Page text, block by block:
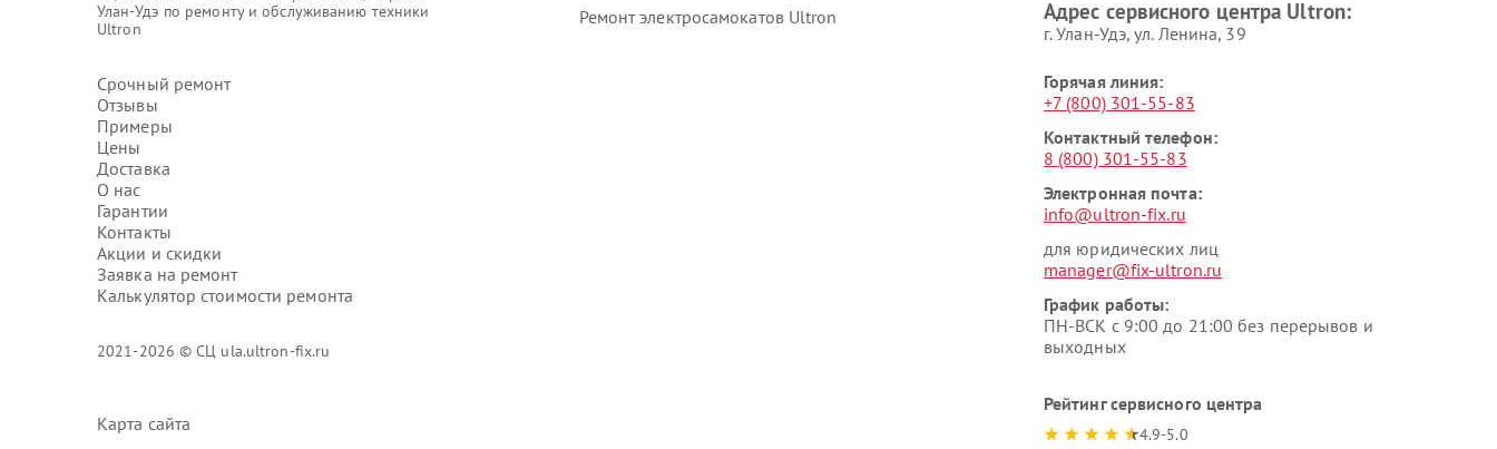
Улан-Удэ по ремонту и обслуживанию техники
Ultron
Срочный ремонт
Отзывы
Примеры
Цены
Доставка
О нас
Гарантии
Контакты
Акции и скидки
Заявка на ремонт
Калькулятор стоимости ремонта
2021-2026 © СЦ ula.ultron-fix.ru
Карта сайта
Ремонт электросамокатов Ultron Адрес сервисного центра Ultron:
г. Улан-Удэ, ул. Ленина, 39
Горячая линия:
+7 (800) 301-55-83
Контактный телефон:
8 (800) 301-55-83
Электронная почта:
info@ultron-fix.ru
для юридических лиц
manager@fix-ultron.ru
График работы:
ПН-ВСК с 9:00 до 21:00 без перерывов и
выходных
Рейтинг сервисного центра
4.9-5.0